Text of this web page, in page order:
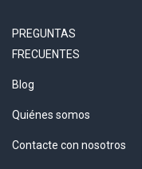
PREGUNTAS
FRECUENTES
Blog
Quiénes somos
Contacte con nosotros